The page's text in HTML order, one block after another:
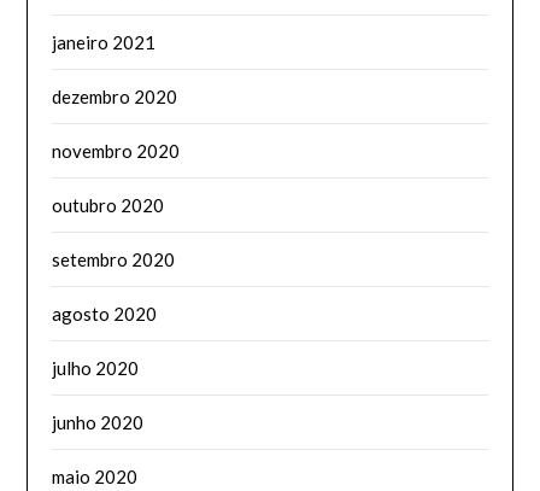
janeiro 2021
dezembro 2020
novembro 2020
outubro 2020
setembro 2020
agosto 2020
julho 2020
junho 2020
maio 2020